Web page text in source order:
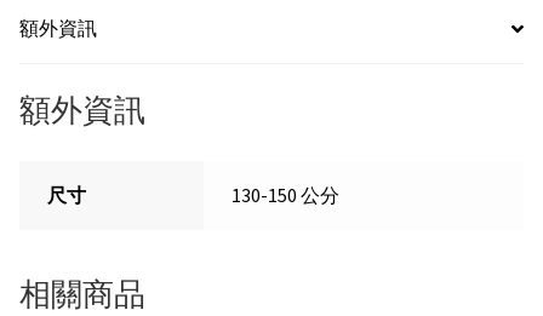
-
富
樹
額外資訊
額外資訊
尺寸 130-150 公分
相關商品